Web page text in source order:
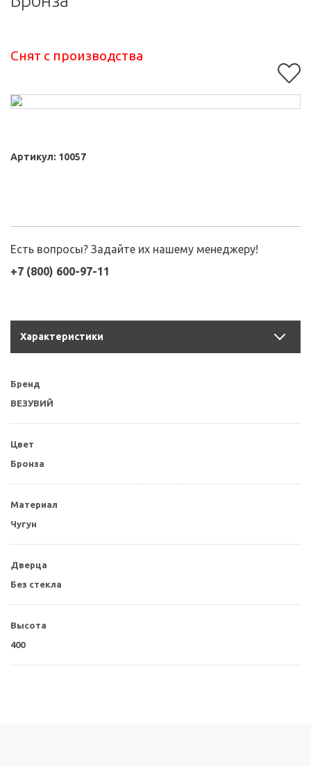
Снят с производства
Артикул: 10057
Есть вопросы? Задайте их нашему менеджеру!
+7 (800) 600-97-11
Характеристики
Бренд
ВЕЗУВИЙ
Цвет
Бронза
Материал
Чугун
Дверца
Без стекла
Высота
400